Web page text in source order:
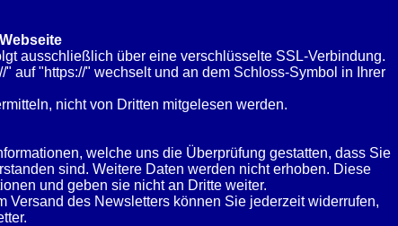
ausschließlich über eine verschlüsselte SSL-Verbindung.
auf "https://" wechselt und an dem Schloss-Symbol in Ihrer
nicht von Dritten mitgelesen werden.
welche uns die Überprüfung gestatten, dass Sie
sind. Weitere Daten werden nicht erhoben. Diese
und geben sie nicht an Dritte weiter.
des Newsletters können Sie jederzeit widerrufen,